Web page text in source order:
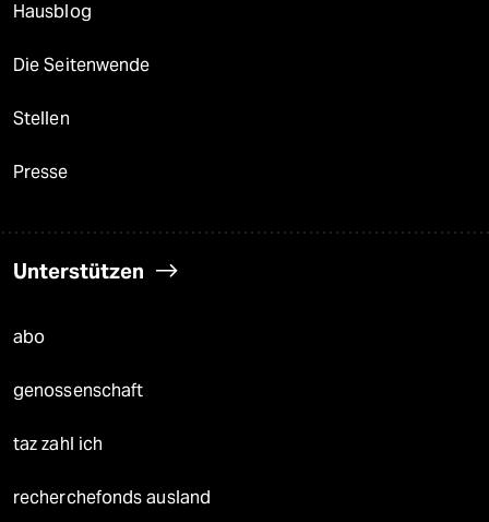
Hausblog
Die Seitenwende
Stellen
Presse
Unterstützen
abo
genossenschaft
taz zahl ich
recherchefonds ausland